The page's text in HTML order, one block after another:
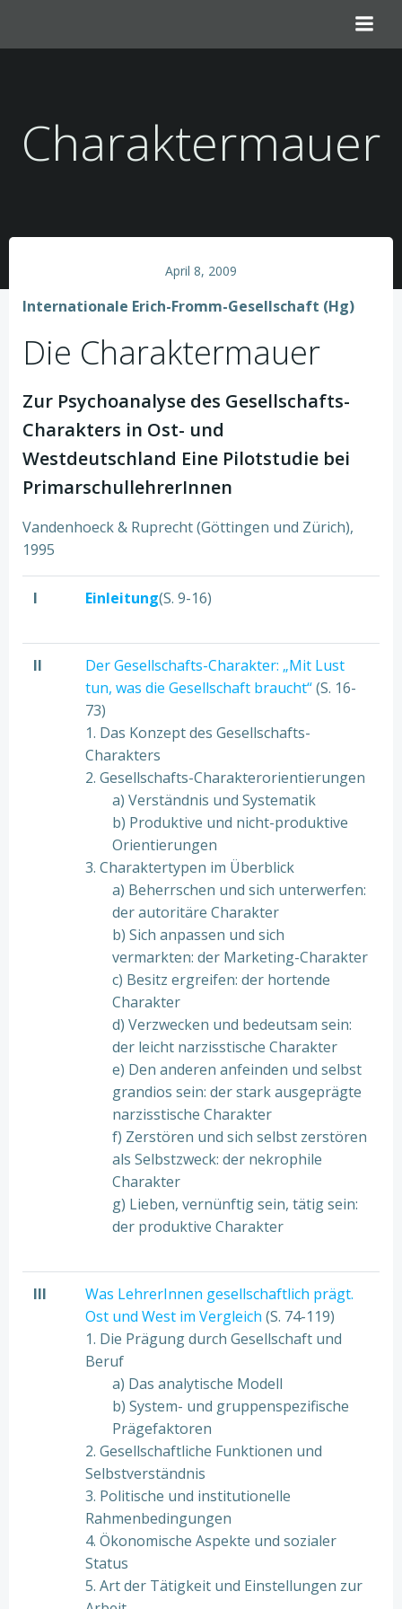
springen
Charaktermauer
April 8, 2009
Internationale Erich-Fromm-Gesellschaft (Hg)
Die Charaktermauer
Zur Psychoanalyse des Gesellschafts-
Charakters in Ost- und
Westdeutschland Eine Pilotstudie bei
PrimarschullehrerInnen
Vandenhoeck & Ruprecht (Göttingen und Zürich),
1995
I Einleitung(S. 9-16)
II
Der Gesellschafts-Charakter: „Mit Lust
tun, was die Gesellschaft braucht“(S. 16-
73)
1. Das Konzept des Gesellschafts-
Charakters
2. Gesellschafts-Charakterorientierungen
a) Verständnis und Systematik
b) Produktive und nicht-produktive
Orientierungen
3. Charaktertypen im Überblick
a) Beherrschen und sich unterwerfen:
der autoritäre Charakter
b) Sich anpassen und sich
vermarkten: der Marketing-Charakter
c) Besitz ergreifen: der hortende
Charakter
d) Verzwecken und bedeutsam sein:
der leicht narzisstische Charakter
e) Den anderen anfeinden und selbst
grandios sein: der stark ausgeprägte
narzisstische Charakter
f) Zerstören und sich selbst zerstören
als Selbstzweck: der nekrophile
Charakter
g) Lieben, vernünftig sein, tätig sein:
der produktive Charakter
III
Was LehrerInnen gesellschaftlich prägt.
Ost und West im Vergleich (S. 74-119)
1. Die Prägung durch Gesellschaft und
Beruf
a) Das analytische Modell
b) System- und gruppenspezifische
Prägefaktoren
2. Gesellschaftliche Funktionen und
Selbstverständnis
3. Politische und institutionelle
Rahmenbedingungen
4. Ökonomische Aspekte und sozialer
Status
5. Art der Tätigkeit und Einstellungen zur